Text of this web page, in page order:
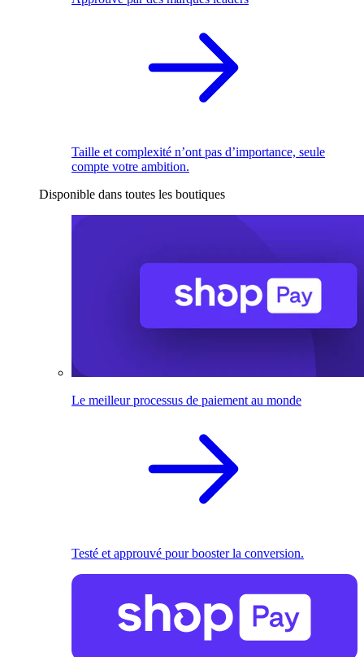
Taille et complexité n’ont pas d’importance, seule
compte votre ambition.
Disponible dans toutes les boutiques
Le meilleur processus de paiement au monde
Testé et approuvé pour booster la conversion.